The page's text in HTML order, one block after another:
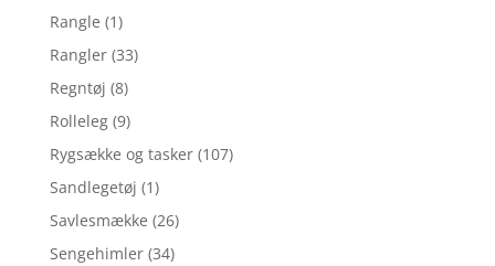
Rangle (1)
Rangler (33)
Regntøj (8)
Rolleleg (9)
Rygsække og tasker (107)
Sandlegetøj (1)
Savlesmække (26)
Sengehimler (34)